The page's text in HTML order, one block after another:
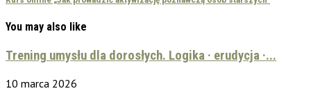
You may also like
Trening umysłu dla dorosłych. Logika · erudycja ·...
10 marca 2026